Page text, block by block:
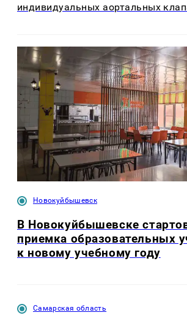
индивидуальных аортальных
Новокуйбышевск
В Новокуйбышевске
приемка образовательных
к новому учебному году
Самарская область